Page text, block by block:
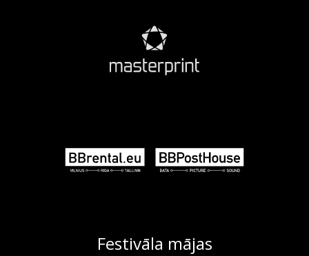
Festivāla mājas